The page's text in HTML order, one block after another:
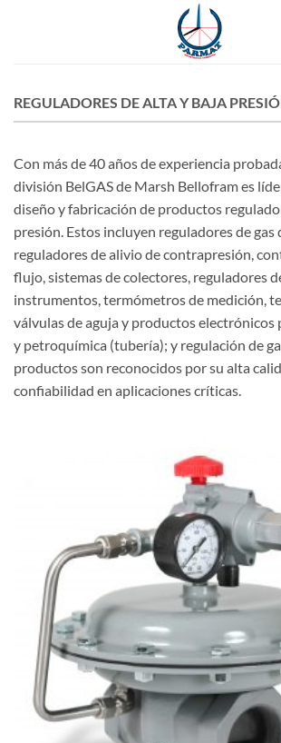
REGULADORES DE ALTA Y BAJA
Con más de 40 años de experiencia
división BelGAS de Marsh Bellofram es
diseño y fabricación de productos
presión. Estos incluyen reguladores de gas
reguladores de alivio de contrapresión,
flujo, sistemas de colectores, reguladores
instrumentos, termómetros de medición,
válvulas de aguja y productos electrónicos
y petroquímica (tubería); y regulación de
productos son reconocidos por su alta
confiabilidad en aplicaciones críticas.